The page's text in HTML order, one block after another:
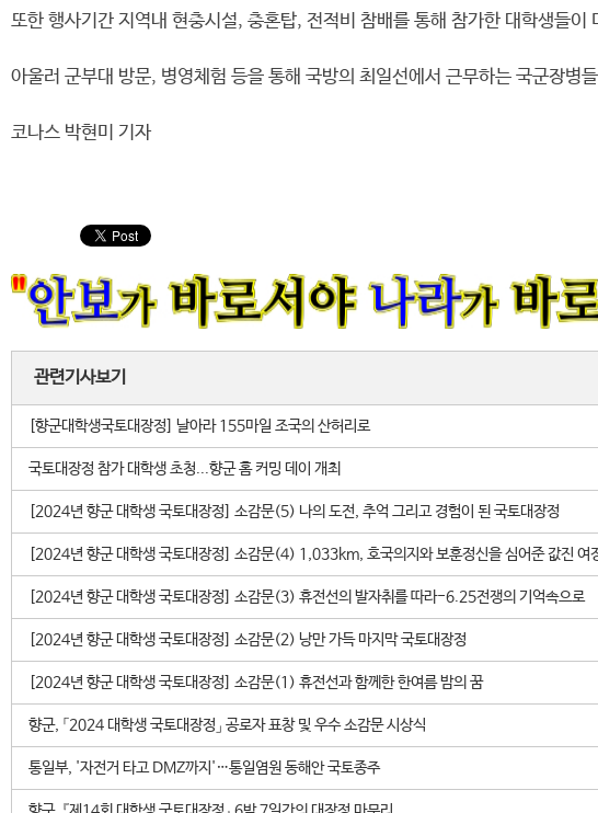
또한 행사기간 지역내 현충시설, 충혼탑, 전적비 참배를 통해 참가한 대학생들
아울러 군부대 방문, 병영체험 등을 통해 국방의 최일선에서 근무하는 국군장
코나스 박현미 기자
관련기사보기
[향군대학생국토대장정] 날아라 155마일 조국의 산허리로
국토대장정 참가 대학생 초청...향군 홈 커밍 데이 개최
[2024년 향군 대학생 국토대장정] 소감문(5) 나의 도전, 추억 그리고 경험이 된 국토대장정
[2024년 향군 대학생 국토대장정] 소감문(4) 1,033km, 호국의지와 보훈정신을 심어준 값진 여
[2024년 향군 대학생 국토대장정] 소감문(3) 휴전선의 발자취를 따라-6.25전쟁의 기억속으로
[2024년 향군 대학생 국토대장정] 소감문(2) 낭만 가득 마지막 국토대장정
[2024년 향군 대학생 국토대장정] 소감문(1) 휴전선과 함께한 한여름 밤의 꿈
향군, 「2024 대학생 국토대장정」 공로자 표창 및 우수 소감문 시상식
통일부, '자전거 타고 DMZ까지'…통일염원 동해안 국토종주